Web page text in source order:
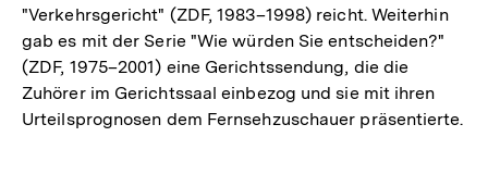
"Verkehrsgericht" (ZDF, 1983–1998) reicht. Weiterhin
gab es mit der Serie "Wie würden Sie entscheiden?"
(ZDF, 1975–2001) eine Gerichtssendung, die die
Zuhörer im Gerichtssaal einbezog und sie mit ihren
Urteilsprognosen dem Fernsehzuschauer präsentierte.